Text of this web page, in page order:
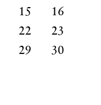
15
16
22
23
29
30